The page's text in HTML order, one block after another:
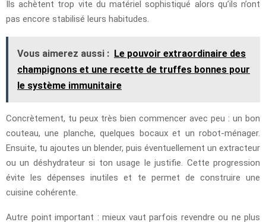
Ils achètent trop vite du matériel sophistiqué alors qu’ils n’ont
pas encore stabilisé leurs habitudes.
Vous aimerez aussi : Le pouvoir extraordinaire des
champignons et une recette de truffes bonnes pour
le système immunitaire
Concrètement, tu peux très bien commencer avec peu : un bon
couteau, une planche, quelques bocaux et un robot-ménager.
Ensuite, tu ajoutes un blender, puis éventuellement un extracteur
ou un déshydrateur si ton usage le justifie. Cette progression
évite les dépenses inutiles et te permet de construire une
cuisine cohérente.
Autre point important : mieux vaut parfois revendre ou ne plus